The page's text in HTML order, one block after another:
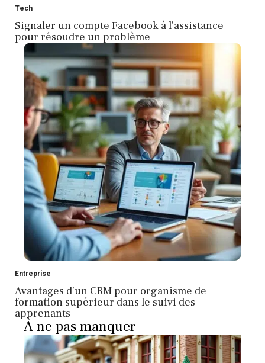
Tech
Signaler un compte Facebook à l’assistance
pour résoudre un problème
Entreprise
Avantages d’un CRM pour organisme de
formation supérieur dans le suivi des
apprenants
À ne pas manquer